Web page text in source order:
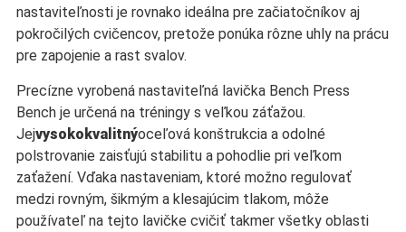
nastaviteľnosti je rovnako ideálna pre začiatočníkov aj
pokročilých cvičencov, pretože ponúka rôzne uhly na prácu
pre zapojenie a rast svalov.
Precízne vyrobená nastaviteľná lavička Bench Press
Bench je určená na tréningy s veľkou záťažou.
Jejvysokokvalitnýoceľová konštrukcia a odolné
polstrovanie zaisťujú stabilitu a pohodlie pri veľkom
zaťažení. Vďaka nastaveniam, ktoré možno regulovať
medzi rovným, šikmým a klesajúcim tlakom, môže
používateľ na tejto lavičke cvičiť takmer všetky oblasti